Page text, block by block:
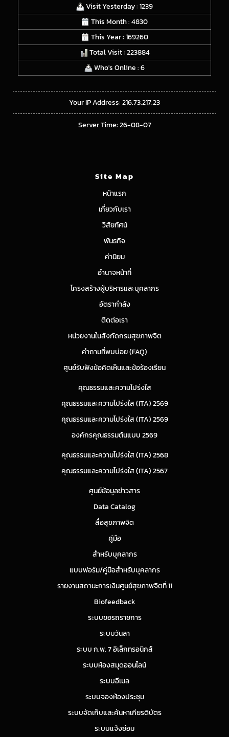
Visit Yesterday : 1239
This Month : 4830
This Year : 169260
Total Visit : 223884
Who's Online : 6
Your IP Address: 216.73.217.23
Server Time: 26-08-07
Site Map
หน้าแรก
เกี่ยวกับเรา
วิสัยทัศน์
พันธกิจ
ค่านิยม
อำนาจหน้าที่
โครงสร้างผู้บริหารและบุคลากร
อัตรากำลัง
ติดต่อเรา
หน่วยงานในสังกัดกรมสุขภาพจิต
คำถามที่พบบ่อย (FAQ)
ศูนย์รับฟังข้อคิดเห็นและข้อร้องเรียน
คุณธรรมและความโปร่งใส
คุณธรรมและความโปร่งใส (ITA) 2569
คุณธรรมและความโปร่งใส (ITA) 2569
องค์กรคุณธรรมต้นแบบ 2569
คุณธรรมและความโปร่งใส (ITA) 2568
คุณธรรมและความโปร่งใส (ITA) 2567
ศูนย์ข้อมูลข่าวสาร
Data Catalog
สื่อสุขภาพจิต
คู่มือ
สำหรับบุคลากร
แบบฟอร์ม/คู่มือสำหรับบุคลากร
รายงานสถานะการเงินศูนย์สุขภาพจิตที่ 11
Biofeedback
ระบบขอรถราชการ
ระบบวันลา
ระบบ ก.พ. 7 อิเล็กทรอนิกส์
ระบบห้องสมุดออนไลน์
ระบบอีเมล
ระบบจองห้องประชุม
ระบบจัดเก็บและค้นหาเกียรติบัตร
ระบบแจ้งซ่อม